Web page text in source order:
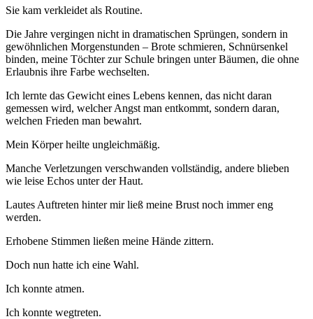
Sie kam verkleidet als Routine.
Die Jahre vergingen nicht in dramatischen Sprüngen, sondern in
gewöhnlichen Morgenstunden – Brote schmieren, Schnürsenkel
binden, meine Töchter zur Schule bringen unter Bäumen, die ohne
Erlaubnis ihre Farbe wechselten.
Ich lernte das Gewicht eines Lebens kennen, das nicht daran
gemessen wird, welcher Angst man entkommt, sondern daran,
welchen Frieden man bewahrt.
Mein Körper heilte ungleichmäßig.
Manche Verletzungen verschwanden vollständig, andere blieben
wie leise Echos unter der Haut.
Lautes Auftreten hinter mir ließ meine Brust noch immer eng
werden.
Erhobene Stimmen ließen meine Hände zittern.
Doch nun hatte ich eine Wahl.
Ich konnte atmen.
Ich konnte wegtreten.